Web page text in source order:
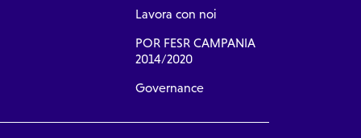
Lavora con noi
POR FESR CAMPANIA
2014/2020
Governance